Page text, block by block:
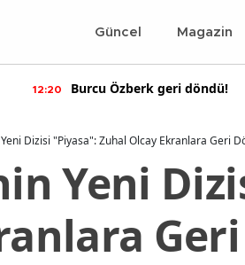
Güncel Magazin
12:10
Mauro Icardi'den olay yaratan
Yeni Dizisi "Piyasa": Zuhal Olcay Ekranlara Geri
Yeni